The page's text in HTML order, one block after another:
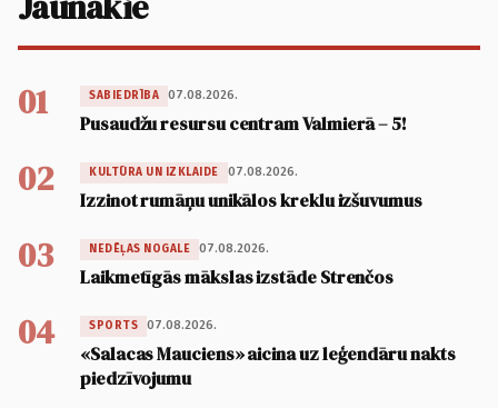
01 SABIEDRĪBA 07.08.2026.
Pusaudžu resursu centram Valmierā – 5!
02 KULTŪRA UN IZKLAIDE 07.08.2026.
Izzinot rumāņu unikālos kreklu izšuvumus
03 NEDĒĻAS NOGALE 07.08.2026.
Laikmetīgās mākslas izstāde Strenčos
04 SPORTS 07.08.2026.
«Salacas Mauciens» aicina uz leģendāru nakts
piedzīvojumu